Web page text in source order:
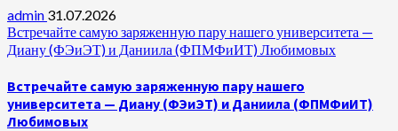
admin 31.07.2026
Встречайте самую заряженную пару нашего университета —
Диану (ФЭиЭТ) и Даниила (ФПМФиИТ) Любимовых
Встречайте самую заряженную пару нашего
университета — Диану (ФЭиЭТ) и Даниила (ФПМФиИТ)
Любимовых